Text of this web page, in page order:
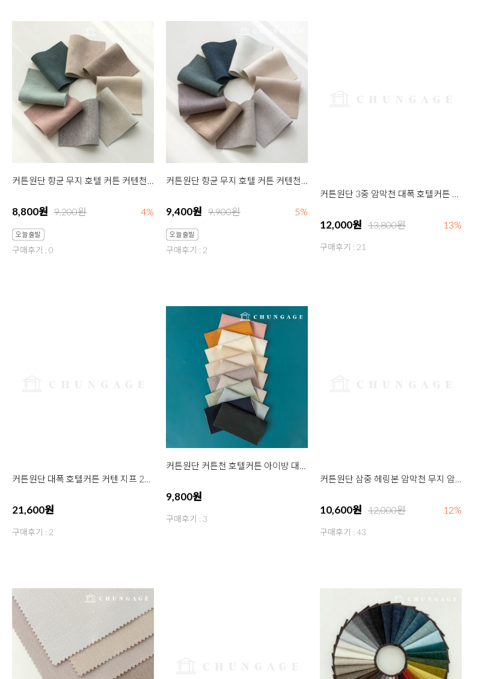
커튼원단 향균 무지 호텔 커튼 커텐천 원단 제나 8종
8,800원 9,200원 4%
구매후기 : 0
커튼원단 향균 무지 호텔 커튼 커텐천 원단 바쏘 9종
9,400원 9,900원 5%
구매후기 : 2
구매후기 : 21
구매후기 : 2
커튼원단 커튼천 호텔커튼 아이방 대폭 무지 커텐 밀리윌리 26종
9,800원
구매후기 : 3 구매후기 : 43